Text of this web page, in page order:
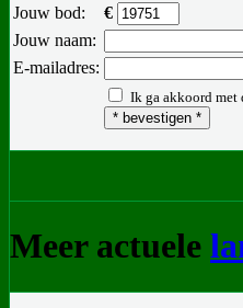
Jouw bod:
€
Jouw naam:
E-mailadres:
Ik ga akkoord met
Meer actuele